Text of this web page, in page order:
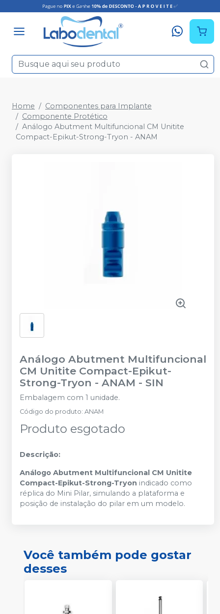
Home
Componentes para Implante
Componente Protético
Análogo Abutment Multifuncional CM Unitite
Compact-Epikut-Strong-Tryon - ANAM
Análogo Abutment Multifuncional
CM Unitite Compact-Epikut-
Strong-Tryon - ANAM - SIN
Embalagem com 1 unidade.
Código do produto: ANAM
Produto esgotado
Descrição:
Análogo Abutment Multifuncional CM Unitite
Compact-Epikut-Strong-Tryon indicado como
réplica do Mini Pilar, simulando a plataforma e
posição de instalação do pilar em um modelo.
Você também pode gostar
desses